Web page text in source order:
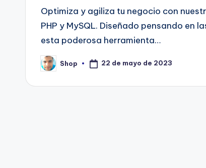
Optimiza y agiliza tu negocio con
PHP y MySQL. Diseñado pensando en
esta poderosa herramienta…
Publicado
por
Shop 22 de mayo de 2023